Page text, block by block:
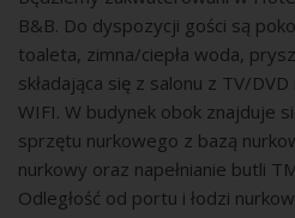
B&B. Do dyspozycji gości są
toaleta, zimna/ciepła woda,
składająca się z salonu z TV/
WIFI. W budynek obok znajduje
sprzętu nurkowego z bazą
nurkowy oraz napełnianie butli
Odległość od portu i łodzi